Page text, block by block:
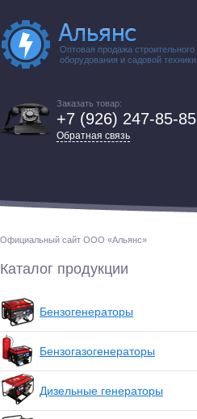
Оптовая продажа строительного
оборудования и садовой техники
Заказать товар:
+7 (926) 247-85-85
Обратная связь
Официальный сайт ООО «Альянс»
Каталог продукции
Бензогенераторы
Бензогазогенераторы
Дизельные генераторы